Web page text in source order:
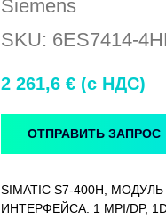
Siemens
SKU: 6ES7414-
2 261,6 € (c НДС)
ОТПРАВИТЬ ЗАПРОС
SIMATIC S7-400H,
ИНТЕРФЕЙСА: 1 MPI/DP,